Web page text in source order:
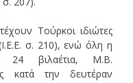
Τούρκοι ιδιώτες
σ. 210), ενώ όλη η
24 βιλαέτια, Μ.Β.
κατά την δευτέραν